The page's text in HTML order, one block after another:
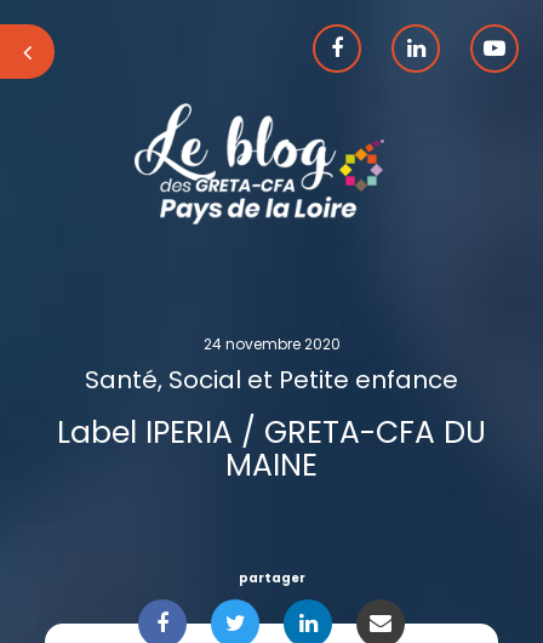
24 novembre 2020
Santé, Social et Petite enfance
Label IPERIA / GRETA-CFA DU
MAINE
partager